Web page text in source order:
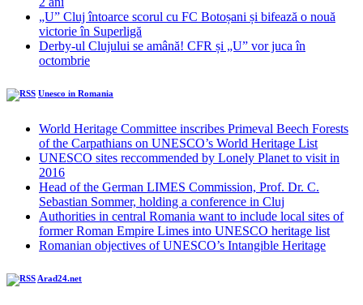
„U” Cluj întoarce scorul cu FC Botoșani și bifează o nouă
victorie în Superligă
Derby-ul Clujului se amână! CFR și „U” vor juca în
octombrie
Unesco in Romania
World Heritage Committee inscribes Primeval Beech Forests
of the Carpathians on UNESCO’s World Heritage List
UNESCO sites reccommended by Lonely Planet to visit in
2016
Head of the German LIMES Commission, Prof. Dr. C.
Sebastian Sommer, holding a conference in Cluj
Authorities in central Romania want to include local sites of
former Roman Empire Limes into UNESCO heritage list
Romanian objectives of UNESCO’s Intangible Heritage
Arad24.net